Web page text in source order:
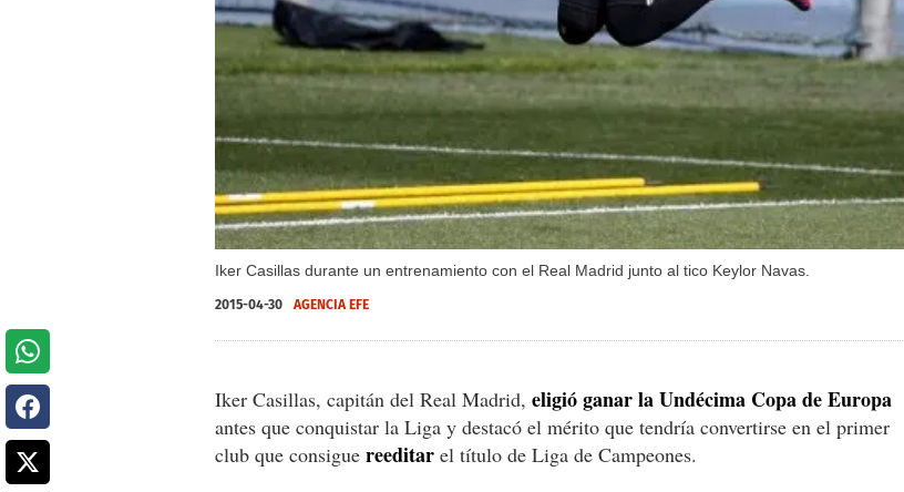
Iker Casillas durante un entrenamiento con el Real Madrid junto al tico Keylor Navas.
2015-04-30 AGENCIA EFE
Iker Casillas, capitán del Real Madrid, eligió ganar la Undécima Copa de Europa
antes que conquistar la Liga y destacó el mérito que tendría convertirse en el primer
club que consigue reeditar el título de Liga de Campeones.